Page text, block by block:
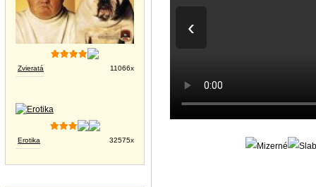
Zvieratá 11066x
Erotika 32575x
‹